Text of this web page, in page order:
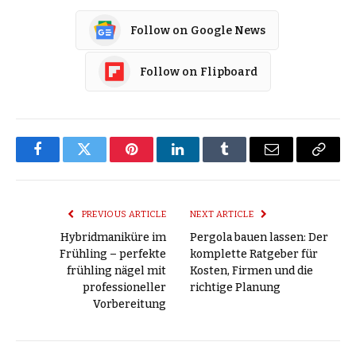
Follow on Google News
Follow on Flipboard
FacebookTwitter PinterestLinkedInTumblr Email
Copy
PREVIOUS ARTICLE
Hybridmaniküre im
Frühling – perfekte
frühling nägel mit
professioneller
Vorbereitung
NEXT ARTICLE
Pergola bauen lassen: Der
komplette Ratgeber für
Kosten, Firmen und die
richtige Planung